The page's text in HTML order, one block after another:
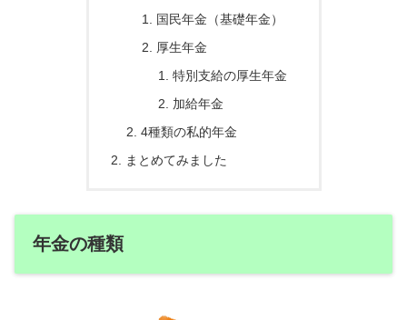
国民年金（基礎年金）
厚生年金
特別支給の厚生年金
加給年金
4種類の私的年金
まとめてみました
年金の種類